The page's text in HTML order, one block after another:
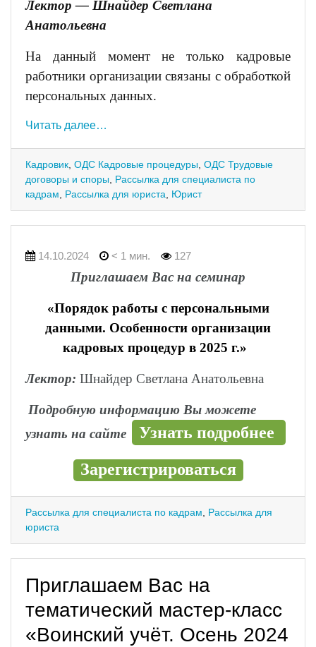
Лектор — Шнайдер Светлана
Анатольевна
На данный момент не только кадровые
работники организации связаны с обработкой
персональных данных.
Читать далее…
Кадровик ОДС Кадровые процедуры ОДС Трудовые
договоры и споры Рассылка для специалиста по
кадрам
Рассылка для юриста Юрист
14.10.2024 < 1 мин. 127
Приглашаем Вас на семинар
«Порядок работы с персональными
данными. Особенности организации
кадровых процедур в 2025 г.»
Лектор: Шнайдер Светлана Анатольевна
Подробную информацию Вы можете
узнать на сайте
Узнать подробнее
Зарегистрироваться
Рассылка для специалиста по кадрам
Рассылка для
юриста
Приглашаем Вас на
тематический мастер-класс
«Воинский учёт. Осень 2024